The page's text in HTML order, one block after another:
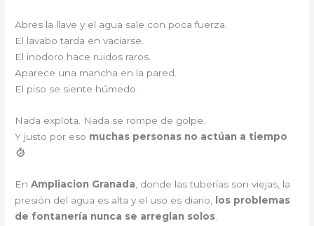
Abres la llave y el agua sale con poca fuerza.
El lavabo tarda en vaciarse.
El inodoro hace ruidos raros.
Aparece una mancha en la pared.
El piso se siente húmedo.
Nada explota. Nada se rompe de golpe.
Y justo por eso muchas personas no actúan a tiempo
EnAmpliacion Granada , donde las tuberías son viejas, la
presión del agua es alta y el uso es diario,
los problemas
de fontanería nunca se arreglan solos